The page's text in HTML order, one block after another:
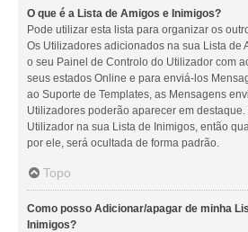
O que é a Lista de Amigos e Inimigos?
Pode utilizar esta lista para organizar os
Os Utilizadores adicionados na sua Lista de
o seu Painel de Controlo do Utilizador com
seus estados Online e para enviá-los
ao Suporte de Templates, as Mensagens
Utilizadores poderão aparecer em
Utilizador na sua Lista de Inimigos, então
por ele, será ocultada de forma padrão.
Topo
Como posso Adicionar/apagar de minha
Inimigos?